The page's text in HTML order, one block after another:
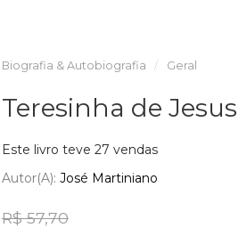
Biografia & Autobiografia Geral
Teresinha de Jesus
Este livro teve 27 vendas
Autor(a): José Martiniano
R$ 57,70